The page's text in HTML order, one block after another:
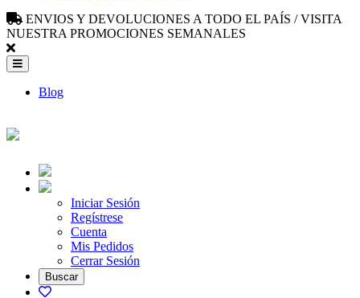
ENVIOS Y DEVOLUCIONES A TODO EL PAÍS / VISITA
NUESTRA PROMOCIONES SEMANALES
Blog
Iniciar Sesión
Regístrese
Cuenta
Mis Pedidos
Cerrar Sesión